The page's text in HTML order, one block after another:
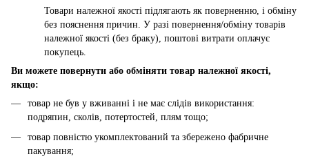
Товари належної якості підлягають як поверненню, і обміну
без пояснення причин. У разі повернення/обміну товарів
належної якості (без браку), поштові витрати оплачує
покупець.
Ви можете повернути або обміняти товар належної якості,
якщо:
товар не був у вживанні і не має слідів використання:
подряпин, сколів, потертостей, плям тощо;
товар повністю укомплектований та збережено фабричне
пакування;